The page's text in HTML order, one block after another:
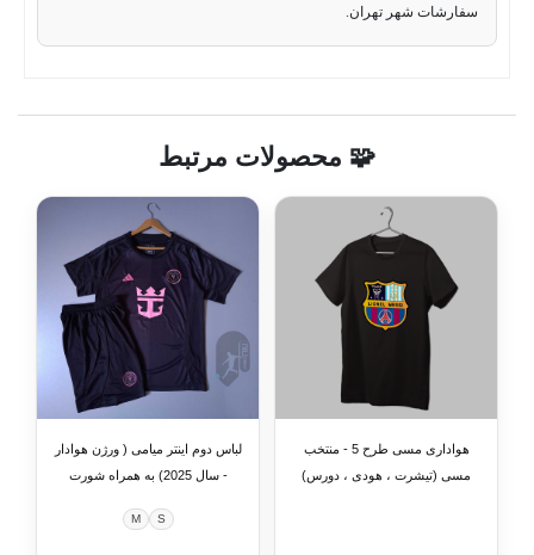
سفارشات شهر تهران.
🧩 محصولات مرتبط
هواداری مسی طرح 5 - منتخب
مسی (تیشرت ، هودی ، دورس)
لباس دوم اینتر میامی ( ورژن هوادار
- سال 2025) به همراه شورت
S
M